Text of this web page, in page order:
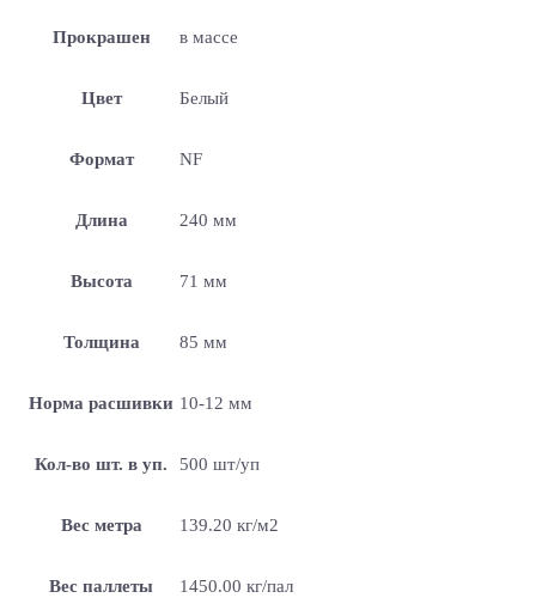
Прокрашен в массе
Цвет Белый
Формат NF
Длина 240 мм
Высота 71 мм
Толщина 85 мм
Норма расшивки 10-12 мм
Кол-во шт. в уп. 500 шт/уп
Вес метра 139.20 кг/м2
Вес паллеты 1450.00 кг/пал